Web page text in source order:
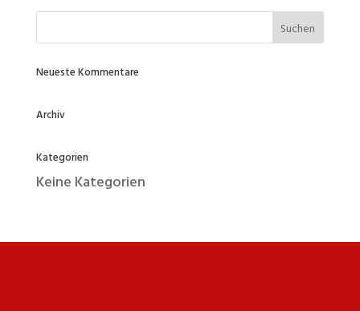
Neueste Kommentare
Archiv
Kategorien
Keine Kategorien